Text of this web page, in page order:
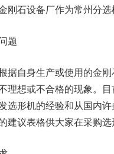
刚石设备厂作为常州分
题
据自身生产或使用的金
理想或不合格的现象。
选形机的经验和从国内
议表格供大家在采购选